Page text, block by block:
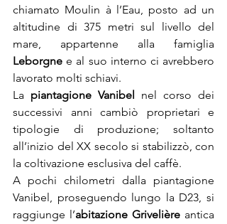
chiamato Moulin à l’Eau, posto ad un
altitudine di 375 metri sul livello del
Leborgne e al suo interno ci avrebbero
lavorato molti schiavi.
La piantagione Vanibel nel corso dei
successivi anni cambiò proprietari e
tipologie di produzione; soltanto
all’inizio del XX secolo si stabilizzò, con
la coltivazione esclusiva del caffè.
A pochi chilometri dalla piantagione
Vanibel, proseguendo lungo la D23, si
raggiunge l’abitazione Grivelière antica